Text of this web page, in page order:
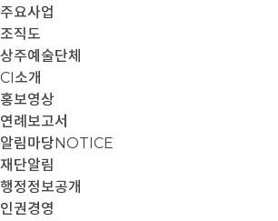
주요사업
조직도
상주예술단체
CI소개
홍보영상
연례보고서
알림마당NOTICE
재단알림
행정정보공개
인권경영